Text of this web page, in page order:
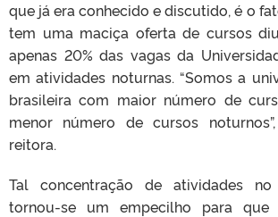
que já era conhecido e discutido, é o
tem uma maciça oferta de cursos
apenas 20% das vagas da
em atividades noturnas. “Somos a
brasileira com maior número de
menor número de cursos
reitora.
Tal concentração de atividades
tornou-se um empecilho para que